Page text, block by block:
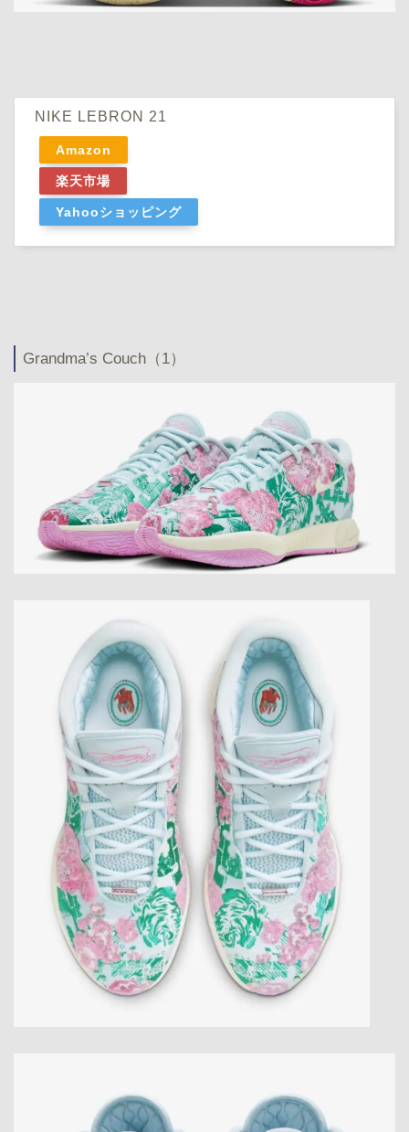
NIKE LEBRON 21
Amazon
楽天市場
Yahooショッピング
Grandma’s Couch（1）